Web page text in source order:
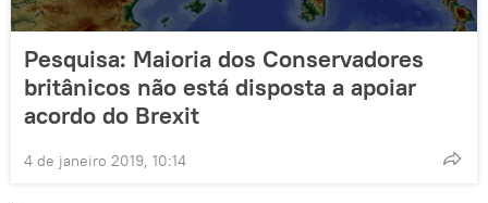
Pesquisa: Maioria dos Conservadores
britânicos não está disposta a apoiar
acordo do Brexit
4 de janeiro 2019, 10:14